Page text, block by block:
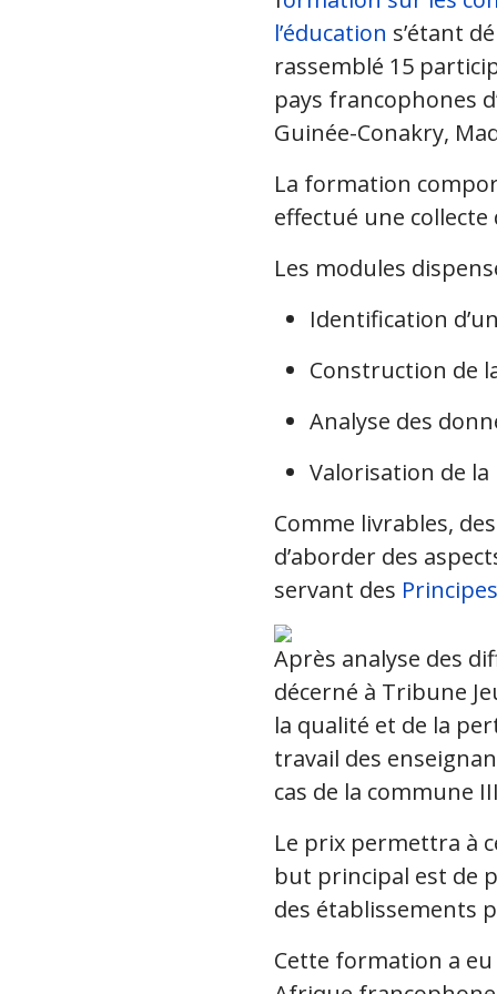
l’éducation s’étant
rassemblé 15
pays francophones
Guinée-Conakry,
La formation
effectué une
Les modules
Identification
Construction de
Analyse des
Valorisation de
Comme livrables,
d’aborder des
servant des
Après analyse des
décerné à Tribune
la qualité et de la
travail des
cas de la commune
Le prix permettra à
but principal est de
des établissements
Cette formation a